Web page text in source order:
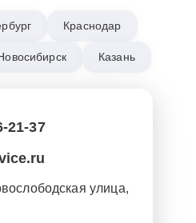
Краснодар
Казань
21-37
улица,